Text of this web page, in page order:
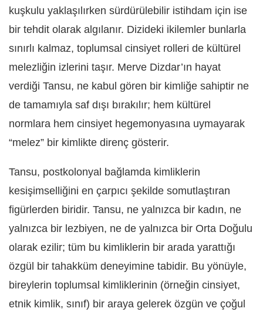
kuşkulu yaklaşılırken sürdürülebilir istihdam için ise
bir tehdit olarak algılanır. Dizideki ikilemler bunlarla
sınırlı kalmaz, toplumsal cinsiyet rolleri de kültürel
melezliğin izlerini taşır. Merve Dizdar’ın hayat
verdiği Tansu, ne kabul gören bir kimliğe sahiptir ne
de tamamıyla saf dışı bırakılır; hem kültürel
normlara hem cinsiyet hegemonyasına uymayarak
“melez” bir kimlikte direnç gösterir.
Tansu, postkolonyal bağlamda kimliklerin
kesişimselliğini en çarpıcı şekilde somutlaştıran
figürlerden biridir. Tansu, ne yalnızca bir kadın, ne
yalnızca bir lezbiyen, ne de yalnızca bir Orta Doğulu
olarak ezilir; tüm bu kimliklerin bir arada yarattığı
özgül bir tahakküm deneyimine tabidir. Bu yönüyle,
bireylerin toplumsal kimliklerinin (örneğin cinsiyet,
etnik kimlik, sınıf) bir araya gelerek özgün ve çoğul